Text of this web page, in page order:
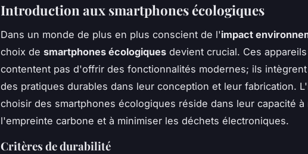
Introduction aux smartphones écologiques
Dans un monde de plus en plus conscient de l'impact
choix de smartphones écologiques devient crucial. Ces
contentent pas d'offrir des fonctionnalités modernes; ils
des pratiques durables dans leur conception et leur fabrication.
choisir des smartphones écologiques réside dans leur capacité à
l'empreinte carbone et à minimiser les déchets électroniques.
Critères de durabilité